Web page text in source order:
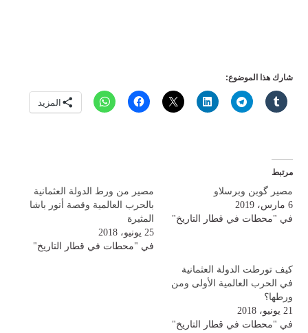
شارك هذا الموضوع:
المزيد
مرتبط
مصير گوبن وبرسلاو
6 مارس، 2019
في "محطات في قطار التاريخ"
مصير من ورط الدولة العثمانية
بالحرب العالمية وقصة أنور باشا
المثيرة
25 يونيو، 2018
في "محطات في قطار التاريخ"
كيف تورطت الدولة العثمانية
في الحرب العالمية الأولى ومن
ورطها؟
21 يونيو، 2018
في "محطات في قطار التاريخ"